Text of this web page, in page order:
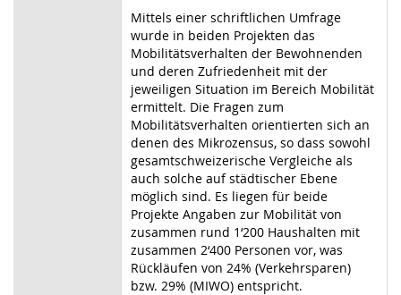
Mittels einer schriftlichen Umfrage
wurde in beiden Projekten das
Mobilitätsverhalten der Bewohnenden
und deren Zufriedenheit mit der
jeweiligen Situation im Bereich Mobilität
ermittelt. Die Fragen zum
Mobilitätsverhalten orientierten sich an
denen des Mikrozensus, so dass sowohl
gesamtschweizerische Vergleiche als
auch solche auf städtischer Ebene
möglich sind. Es liegen für beide
Projekte Angaben zur Mobilität von
zusammen rund 1‘200 Haushalten mit
zusammen 2‘400 Personen vor, was
Rückläufen von 24% (Verkehrsparen)
bzw. 29% (MIWO) entspricht.